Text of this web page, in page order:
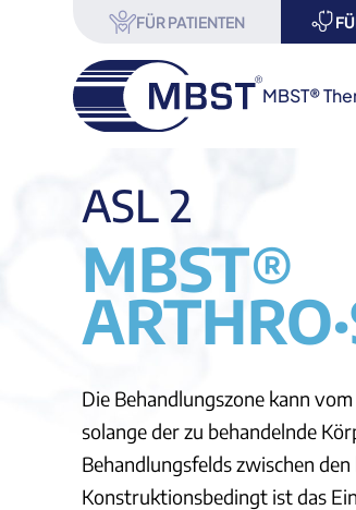
FÜR PATIENTEN
MBST®
ASL 2
MBST®
Die Behandlungszone kann
solange der zu behandelnde
Behandlungsfelds zwischen
Konstruktionsbedingt ist das